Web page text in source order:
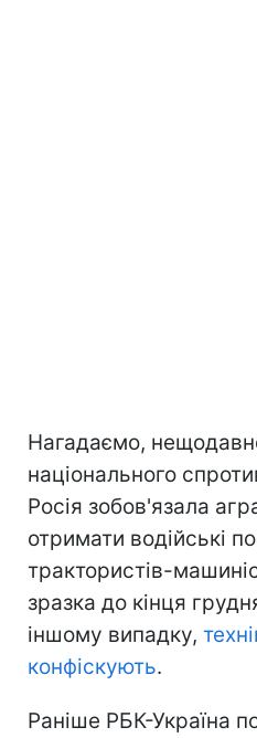
Нагадаємо,
національного
Росія зобов'язала
отримати водійські
трактористів-
зразка до кінця
іншому випадку,
конфіскують.
Раніше РБК-Україна